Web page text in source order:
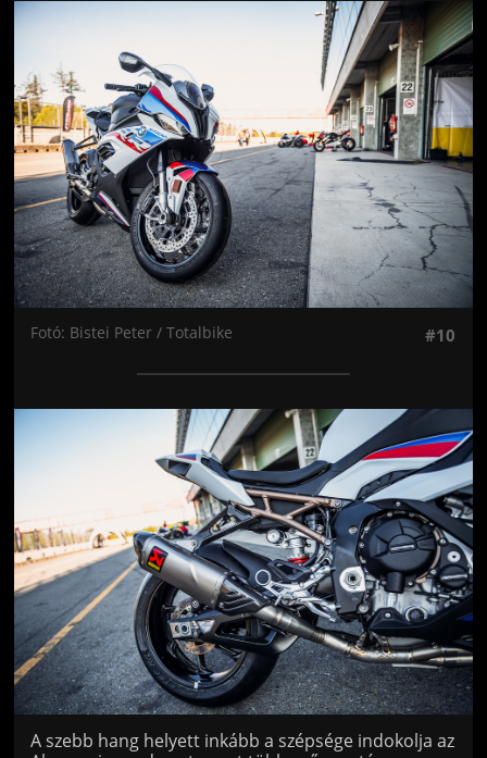
Fotó: Bistei Peter / Totalbike #10
Jön még kép!
A szebb hang helyett inkább a szépsége indokolja az